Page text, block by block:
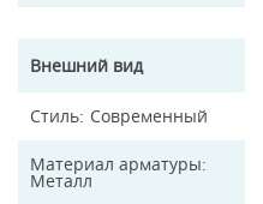
Внешний вид
Стиль Современный
Материал арматуры
Металл